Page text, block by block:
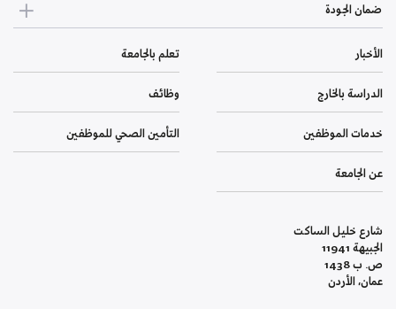
ضمان الجودة
الأخبار تعلم بالجامعة
الدراسة بالخارج وظائف
خدمات الموظفين التأمين الصحي للموظفين
عن الجامعة
شارع خليل الساكت
الجبيهة 11941
ص. ب 1438
عمان، الأردن